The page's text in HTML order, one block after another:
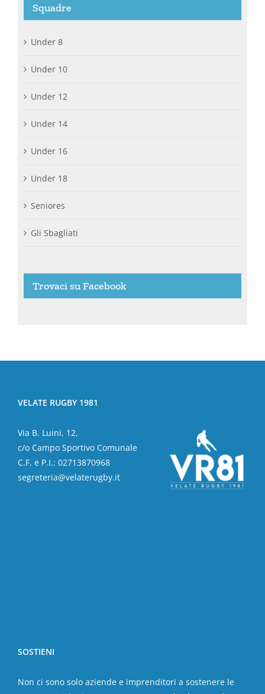
Squadre
Under 8
Under 10
Under 12
Under 14
Under 16
Under 18
Seniores
Gli Sbagliati
Trovaci su Facebook
VELATE RUGBY 1981
Via B. Luini, 12,
c/o Campo Sportivo Comunale
C.F. e P.I.: 02713870968
segreteria@velaterugby.it
SOSTIENI
Non ci sono solo aziende e imprenditori a sostenere le